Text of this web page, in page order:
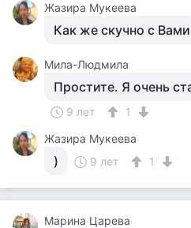
Жазира Мукеева
Как же скучно с Вами
Мила-Людмила
Простите. Я очень
9 лет
1
Жазира Мукеева
) 9 лет 1
Марина Царева